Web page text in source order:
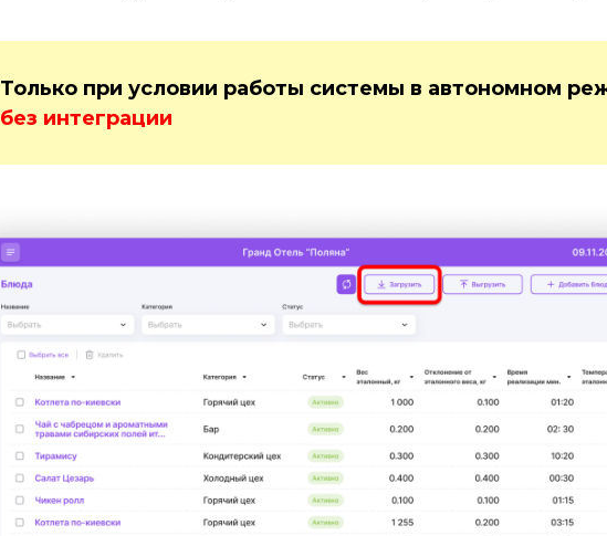
Только при условии работы системы в автономном
без интеграции